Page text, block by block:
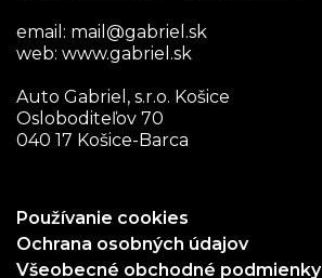
email: mail@gabriel.sk
web: www.gabriel.sk
Auto Gabriel, s.r.o. Košice
Osloboditeľov 70
040 17 Košice-Barca
Používanie cookies
Ochrana osobných údajov
Všeobecné obchodné podmienky